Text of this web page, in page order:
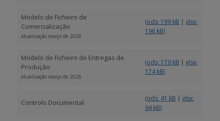
Modelo de Ficheiro de
Comercialização
atualização março de 2026
(ods: 199 kB | xlsx:
196 kB)
Modelo de Ficheiro de Entregas de
Produção
atualização março de 2026
(ods: 179 kB | xlsx:
174 kB)
Controlo Documental (ods: 41 kB | xlsx:
94 kB)